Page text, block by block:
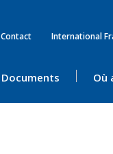
Contact International
Documents Où